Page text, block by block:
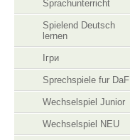
Sprachunterricht
Spielend Deutsch
lernen
Ігри
Sprechspiele fur DaF
Wechselspiel Junior
Wechselspiel NEU